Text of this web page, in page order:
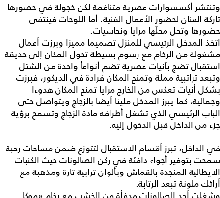
وتنتشر أكسسوارات عصرية متناغمة لكن خجولة في حضورها
تاركة العنان لحضور الأعمال الفنية. أما اللوحات فينتفي
حضورها وتحل محلّها مرايا ونحاسيات.
اتخذ المدخل الرئيسي للمنزل تصميما مميزا وبرزت أعمال
مشغولة من الرخام مع رسوم بسيطة تحول المكان إلى حديقة
استقبال تضج بآنيات عصرية تضم أنواعاً واحدة من الشتل
وتبعد تراتبية مملة وتمنح المكان فرادة في الديكور، فبرزت
بشكل أنيات تعكس من الخارج مرايا تمنح المكان هدوءا
وجمالية، كما يبرز المدخل مليئاً أيضا بالزجاج ويتواصل حتى
الباب الرئيسي الذي تشغل أطرافه مادة الزجاج وتسمح برؤية
جزء من الداخل قبل الدخول إليه.
في الداخل، تبرز أقسام الاستقبال لتتوزع ضمن مساحات رحبة
سمحت بتوفير أجواء دافئة في ركن الصالونات حيث الكنبات
الايطالية المنجدة بالقماش وبألوان ترابية تارة ومذهبة مع
أرائك ملونة تبعد الرتابة.